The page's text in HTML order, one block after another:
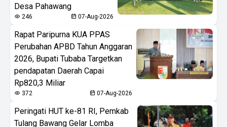
Desa Pahawang
246 07-Aug-2026
Rapat Paripurna KUA PPAS
Perubahan APBD Tahun Anggaran
2026, Bupati Tubaba Targetkan
pendapatan Daerah Capai
Rp820,3 Miliar
372 07-Aug-2026
Peringati HUT ke-81 RI, Pemkab
Tulang Bawang Gelar Lomba